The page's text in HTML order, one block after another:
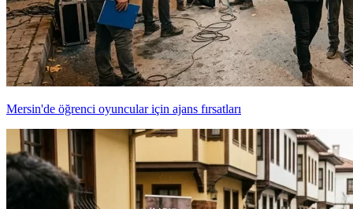
Mersin'de öğrenci oyuncular için ajans fırsatları